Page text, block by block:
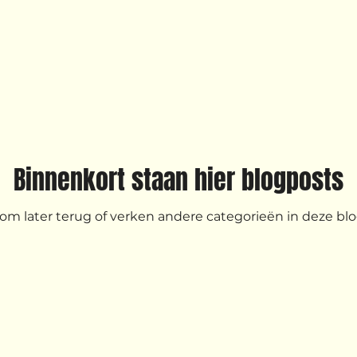
Binnenkort staan hier blogposts
later terug of verken andere categorieën in deze